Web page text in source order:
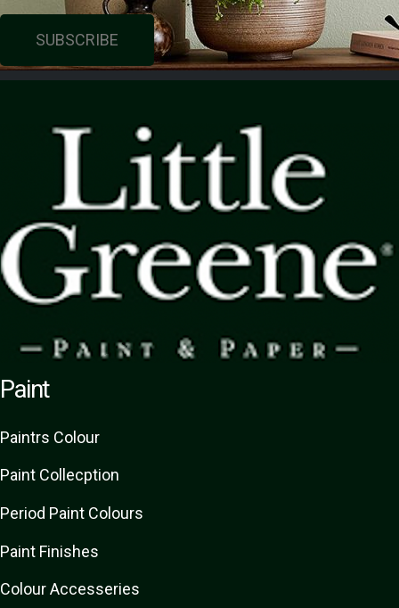
SUBSCRIBE
Paint
Paintrs Colour
Paint Collecption
Period Paint Colours
Paint Finishes
Colour Accesseries